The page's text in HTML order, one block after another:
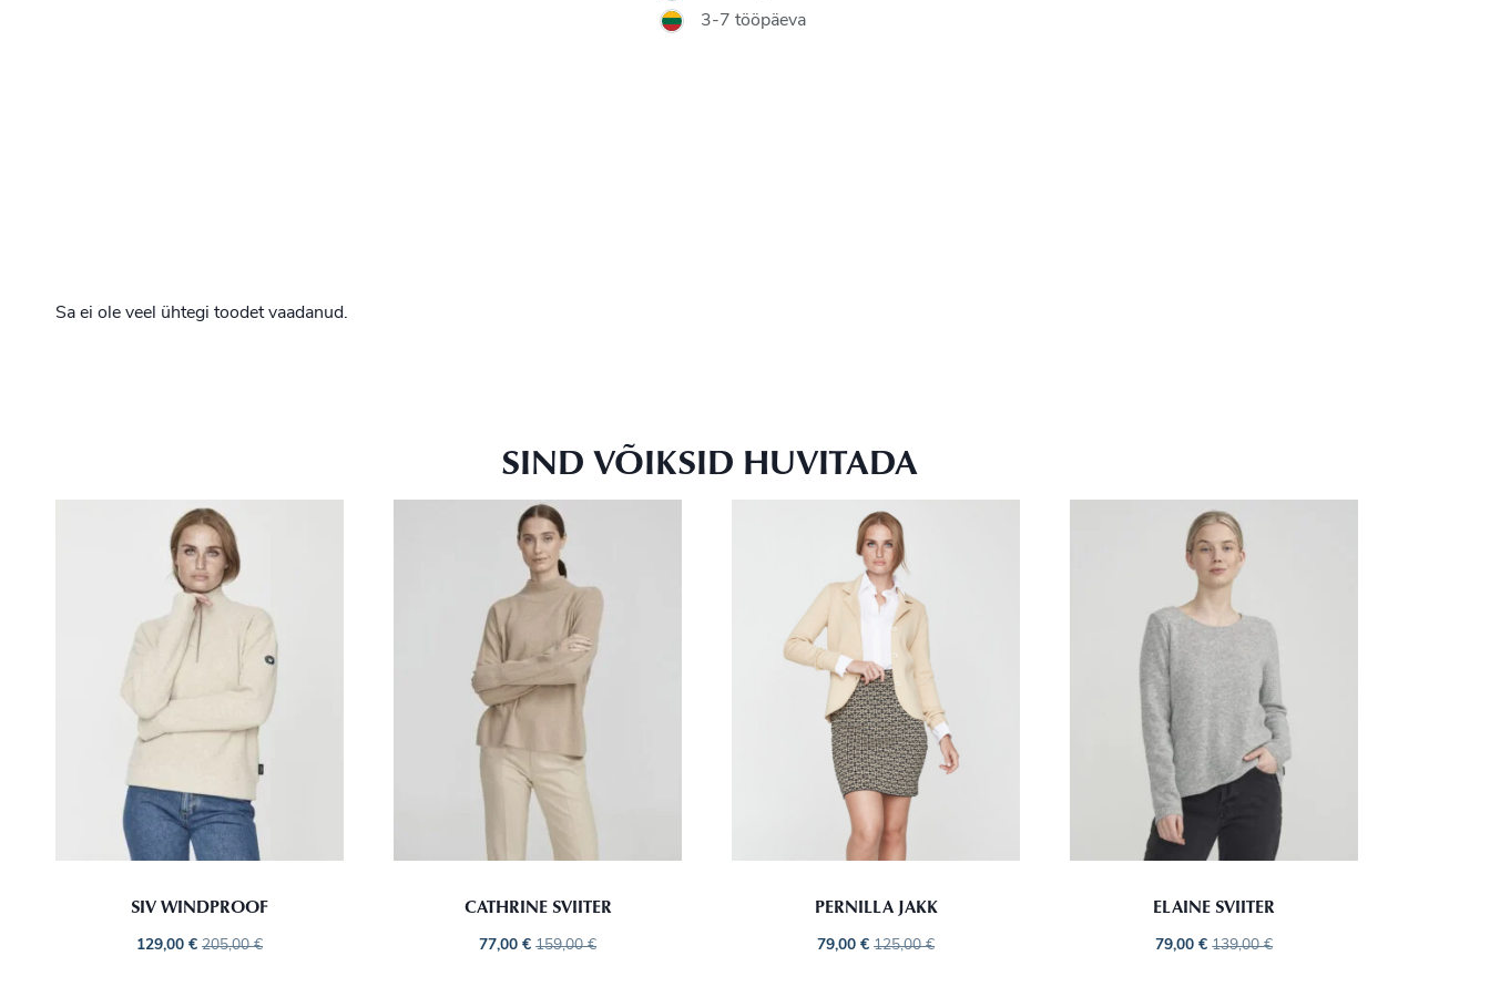
3-7 tööpäeva
Sa ei ole veel ühtegi toodet vaadanud.
SIND VÕIKSID HUVITADA
SIV WINDPROOF
129,00€ 205,00€
CATHRINE SVIITER
77,00€ 159,00€
PERNILLA JAKK
79,00€ 125,00€
ELAINE SVIITER
79,00€ 139,00€